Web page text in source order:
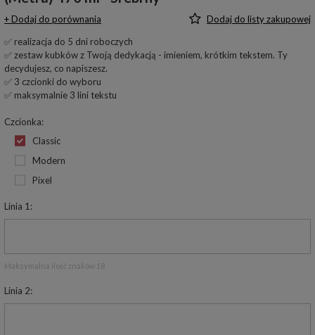
+ Dodaj do porównania
Dodaj do listy zakupowej
✅ realizacja do 5 dni roboczych
✅ zestaw kubków z Twoją dedykacją - imieniem, krótkim tekstem. Ty
decydujesz, co napiszesz.
✅ 3 czcionki do wyboru
✅ maksymalnie 3 lini tekstu
Czcionka
Classic
Modern
Pixel
Linia 1
Maksymalna ilość znaków 18
Linia 2